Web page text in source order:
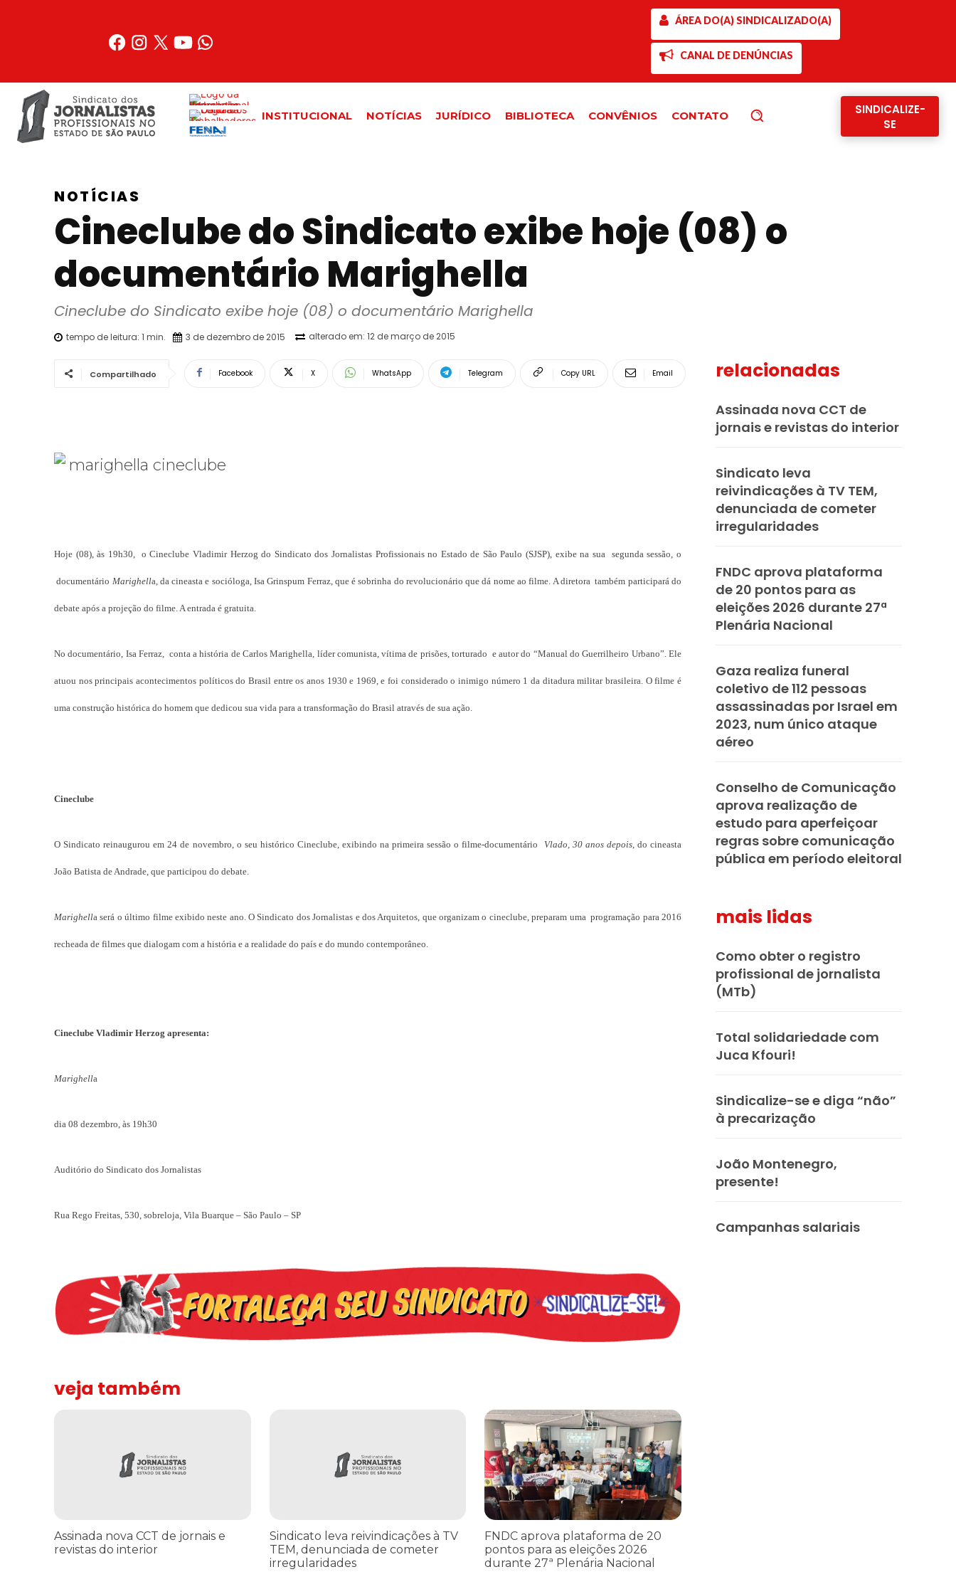
ÁREA DO(A) SINDICALIZADO(A)
CANAL DE DENÚNCIAS
INSTITUCIONAL NOTÍCIAS JURÍDICO BIBLIOTECA CONVÊNIOS CONTATO
SINDICALIZE-
SE
NOTÍCIAS
Cineclube do Sindicato exibe hoje (08) o
documentário Marighella
Cineclube do Sindicato exibe hoje (08) o documentário Marighella
tempo de leitura: 1 min. 3 de dezembro de 2015 alterado em: 12 de março de 2015
Compartilhado Facebook X WhatsApp Telegram Copy URL Email
Hoje (08), às 19h30, o Cineclube Vladimir Herzog do Sindicato dos Jornalistas Profissionais no Estado de São Paulo (SJSP), exibe na sua segunda sessão, o
documentário Marighella, da cineasta e socióloga, Isa Grinspum Ferraz, que é sobrinha do revolucionário que dá nome ao filme. A diretora também participará do
debate após a projeção do filme. A entrada é gratuita.
No documentário, Isa Ferraz, conta a história de Carlos Marighella, líder comunista, vítima de prisões, torturado e autor do “Manual do Guerrilheiro Urbano”. Ele
atuou nos principais acontecimentos políticos do Brasil entre os anos 1930 e 1969, e foi considerado o inimigo número 1 da ditadura militar brasileira. O filme é
uma construção histórica do homem que dedicou sua vida para a transformação do Brasil através de sua ação.
Cineclube
O Sindicato reinaugurou em 24 de novembro, o seu histórico Cineclube, exibindo na primeira sessão o filme-documentário Vlado, 30 anos depois, do cineasta
João Batista de Andrade, que participou do debate.
Marighella será o último filme exibido neste ano. O Sindicato dos Jornalistas e dos Arquitetos, que organizam o cineclube, preparam uma programação para 2016
recheada de filmes que dialogam com a história e a realidade do país e do mundo contemporâneo.
Cineclube Vladimir Herzog apresenta:
Marighella
dia 08 dezembro, às 19h30
Auditório do Sindicato dos Jornalistas
Rua Rego Freitas, 530, sobreloja, Vila Buarque – São Paulo – SP
veja também
Assinada nova CCT de jornais e
revistas do interior
Sindicato leva reivindicações à TV TEM, denunciada de cometer irregularidades
Sindicato leva reivindicações à TV
TEM, denunciada de cometer
irregularidades
FNDC aprova plataforma de 20 pontos para as eleições 2026 durante 27ª Plenária Nacional
FNDC aprova plataforma de 20
pontos para as eleições 2026
durante 27ª Plenária Nacional
relacionadas
Assinada nova CCT de
jornais e revistas do interior
Sindicato leva
reivindicações à TV TEM,
denunciada de cometer
irregularidades
FNDC aprova plataforma
de 20 pontos para as
eleições 2026 durante 27ª
Plenária Nacional
Gaza realiza funeral
coletivo de 112 pessoas
assassinadas por Israel em
2023, num único ataque
aéreo
Conselho de Comunicação
aprova realização de
estudo para aperfeiçoar
regras sobre comunicação
pública em período eleitoral
mais lidas
Como obter o registro
profissional de jornalista
(MTb)
Total solidariedade com
Juca Kfouri!
Sindicalize-se e diga “não”
à precarização
João Montenegro,
presente!
Campanhas salariais